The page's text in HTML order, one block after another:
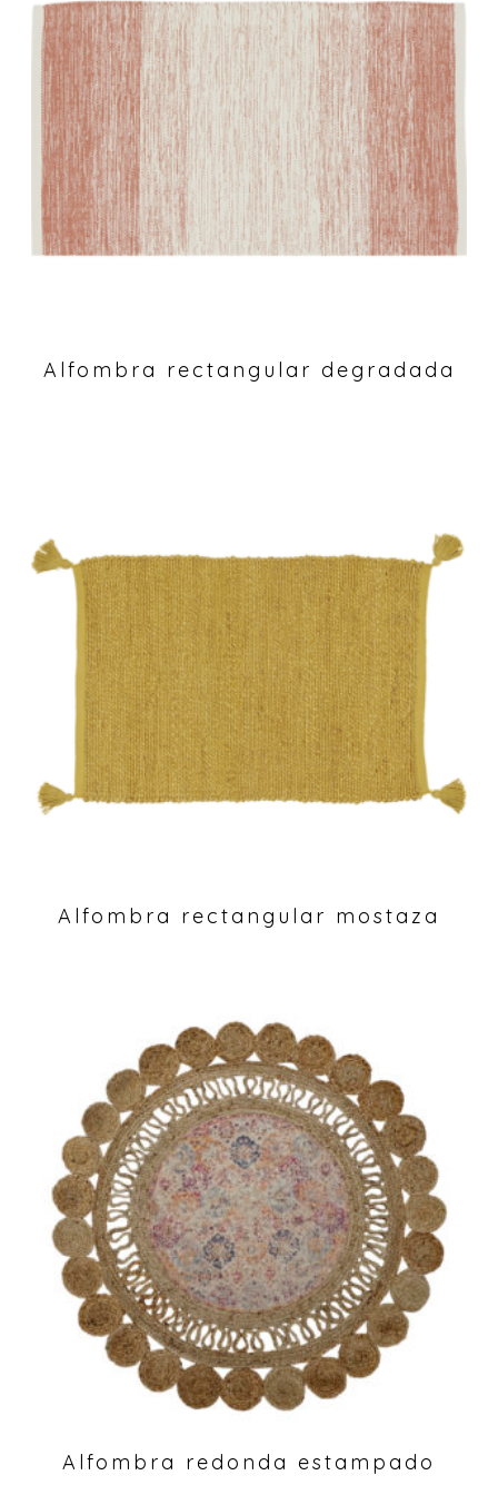
Alfombra rectangular degradada
Alfombra rectangular mostaza
Alfombra redonda estampado